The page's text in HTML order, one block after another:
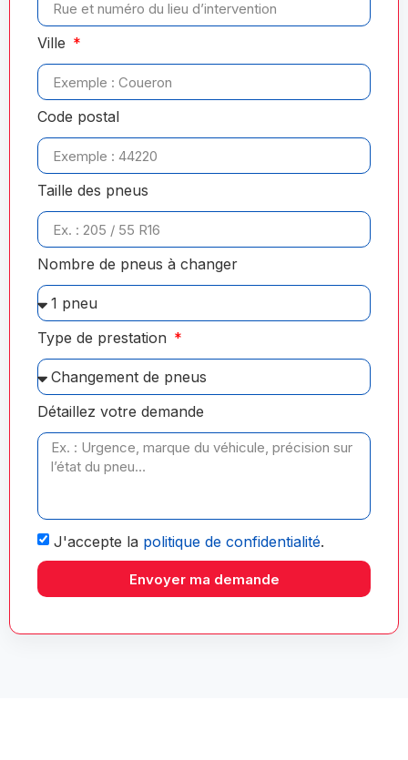
Ville
Code postal
Taille des pneus
Nombre de pneus à changer
Type de prestation
Détaillez votre demande
J'accepte la politique de confidentialité.
Envoyer ma demande